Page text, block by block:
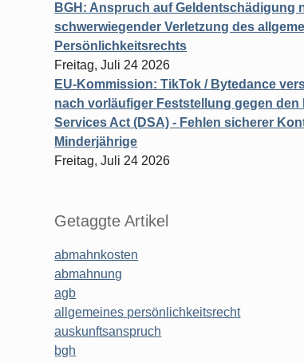
BGH: Anspruch auf Geldentschädigung
schwerwiegender Verletzung des
Persönlichkeitsrechts
Freitag, Juli 24 2026
EU-Kommission: TikTok / Bytedance
nach vorläufiger Feststellung gegen den
Services Act (DSA) - Fehlen sicherer
Minderjährige
Freitag, Juli 24 2026
Getaggte Artikel
abmahnkosten
abmahnung
agb
allgemeines persönlichkeitsrecht
auskunftsanspruch
bgh